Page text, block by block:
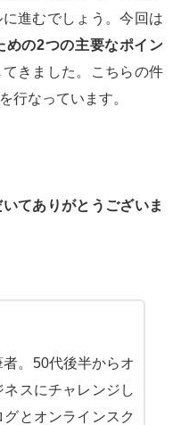
進むでしょう。今回は
めの2つの主要なポイン
きました。こちらの件
行なっています。
てありがとうございま
。50代後半からオ
ネスにチャレンジし
とオンラインスク